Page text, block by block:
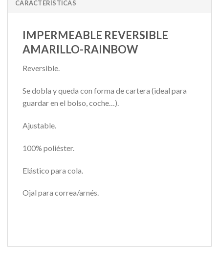
CARACTERÍSTICAS
IMPERMEABLE REVERSIBLE
AMARILLO-RAINBOW
Reversible.
Se dobla y queda con forma de cartera (ideal para
guardar en el bolso, coche…).
Ajustable.
100% poliéster.
Elástico para cola.
Ojal para correa/arnés.